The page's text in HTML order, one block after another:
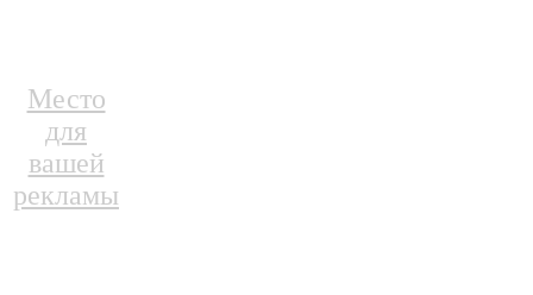
Место
для
вашей
рекламы